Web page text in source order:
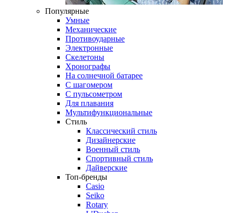
Популярные
Умные
Механические
Противоударные
Электронные
Скелетоны
Хронографы
На солнечной батарее
С шагомером
С пульсометром
Для плавания
Мультифункциональные
Стиль
Классический стиль
Дизайнерские
Военный стиль
Спортивный стиль
Дайверские
Топ-бренды
Casio
Seiko
Rotary